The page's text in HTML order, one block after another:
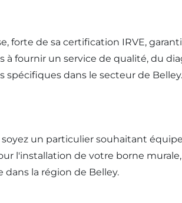
forte de sa certification IRVE,
fournir un service de qualité, du
spécifiques dans le secteur de Belley.
un particulier souhaitant
l'installation de votre borne
la région de Belley.